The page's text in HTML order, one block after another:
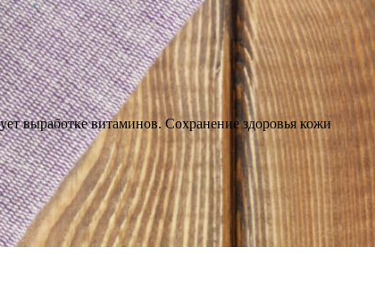
выработке витаминов. Сохранение здоровья кожи